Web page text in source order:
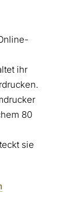
ihr
80
sie